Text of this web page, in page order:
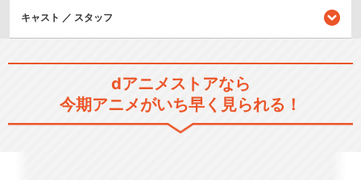
恋愛/ラブコメ
這いよれ！ニャル子さん
キャスト ／ スタッフ
dアニメストアなら
今期アニメがいち早く見られる！